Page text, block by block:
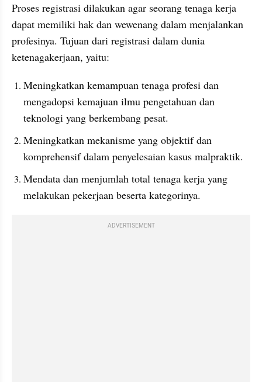
Proses registrasi dilakukan agar seorang tenaga kerja
dapat memiliki hak dan wewenang dalam menjalankan
profesinya. Tujuan dari registrasi dalam dunia
ketenagakerjaan, yaitu:
Meningkatkan kemampuan tenaga profesi dan
mengadopsi kemajuan ilmu pengetahuan dan
teknologi yang berkembang pesat.
Meningkatkan mekanisme yang objektif dan
komprehensif dalam penyelesaian kasus malpraktik.
Mendata dan menjumlah total tenaga kerja yang
melakukan pekerjaan beserta kategorinya.
ADVERTISEMENT